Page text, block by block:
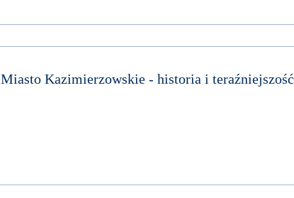
Miasto Kazimierzowskie - historia i teraźniejszość